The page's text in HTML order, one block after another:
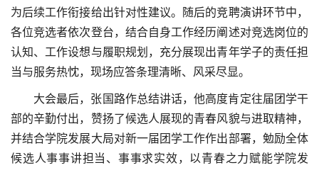
为后续工作衔接给出针对性建议。随后的竞聘演讲环节中，
各位竞选者依次登台，结合自身工作经历阐述对竞选岗位的
认知、工作设想与履职规划，充分展现出青年学子的责任担
当与服务热忱，现场应答条理清晰、风采尽显。
大会最后，张国路作总结讲话，他高度肯定往届团学干
部的辛勤付出，赞扬了候选人展现的青春风貌与进取精神，
并结合学院发展大局对新一届团学工作作出部署，勉励全体
候选人事事讲担当、事事求实效，以青春之力赋能学院发